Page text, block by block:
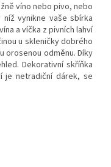
víno nebo pivo, nebo
vynikne vaše sbírka
a víčka z pivních lahví
u skleničky dobrého
orosenou odměnu. Díky
Dekorativní skříňka
je netradiční dárek, se